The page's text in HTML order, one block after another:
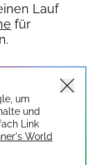
Lauf
für
um
und
Link
World